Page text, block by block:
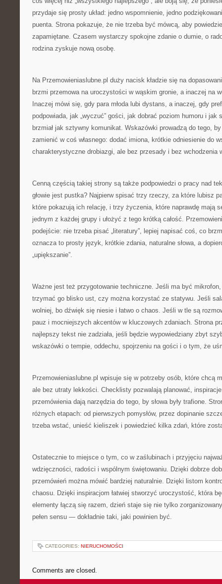
przydaje się prosty układ: jedno wspomnienie, jedno
puenta. Strona pokazuje, że nie trzeba być mówcą, aby
zapamiętane. Czasem wystarczy spokojne zdanie o dumie, o
rodzina zyskuje nową osobę.
Na Przemowieniaslubne.pl duży nacisk kładzie się na
brzmi przemowa na uroczystości w wąskim gronie, a inaczej na
Inaczej mówi się, gdy para młoda lubi dystans, a inaczej, gdy
podpowiada, jak „wyczuć” gości, jak dobrać poziom humoru i jak
brzmiał jak sztywny komunikat. Wskazówki prowadzą do tego,
zamienić w coś własnego: dodać imiona, krótkie odniesienie do
charakterystyczne drobiazgi, ale bez przesady i bez wchodzenia
Cenną częścią takiej strony są także podpowiedzi o pracy nad
głowie jest pustka? Najpierw spisać trzy rzeczy, za które lubisz
które pokazują ich relację, i trzy życzenia, które naprawdę mają
jednym z każdej grupy i ułożyć z tego krótką całość.
podejście: nie trzeba pisać „literatury”, lepiej napisać coś, co
oznacza to prosty język, krótkie zdania, naturalne słowa, a
„upiększanie”.
Ważne jest też przygotowanie techniczne. Jeśli ma być
trzymać go blisko ust, czy można korzystać ze statywu. Jeśli
wolniej, bo dźwięk się niesie i łatwo o chaos. Jeśli w tle są
pauz i mocniejszych akcentów w kluczowych zdaniach. Strona
najlepszy tekst nie zadziała, jeśli będzie wypowiedziany zbyt
wskazówki o tempie, oddechu, spojrzeniu na gości i o tym, że
Przemowieniaslubne.pl wpisuje się w potrzeby osób, które chcą
ale bez utraty lekkości. Checklisty pozwalają planować,
przemówienia dają narzędzia do tego, by słowa były trafione.
różnych etapach: od pierwszych pomysłów, przez dopinanie
trzeba wstać, unieść kieliszek i powiedzieć kilka zdań, które
Ostatecznie to miejsce o tym, co w zaślubinach i przyjęciu
wdzięczności, radości i wspólnym świętowaniu. Dzięki dobrze
przemówień można mówić bardziej naturalnie. Dzięki listom
chaosu. Dzięki inspiracjom łatwiej stworzyć uroczystość, która
elementy łączą się razem, dzień staje się nie tylko
pełen sensu — dokładnie taki, jaki powinien być.
CATEGORIES: NIERUCHOMOŚCI
Comments are closed.